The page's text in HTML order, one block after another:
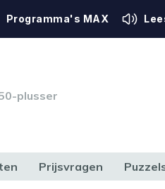
Programma's MAX
plusser
Prijsvragen